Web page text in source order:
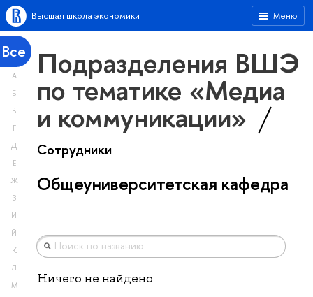
Меню
Высшая школа экономики
Все
А
Б
В
Г
Д
Е
Ж
З
И
Й
К
Л
М
Подразделения ВШЭ
по тематике «Медиа
и коммуникации»
Сотрудники
Общеуниверситетская кафедра
Ничего не найдено